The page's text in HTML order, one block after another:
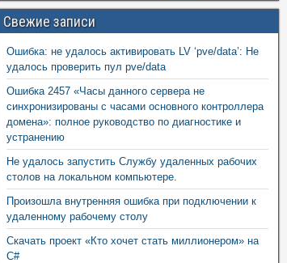
Свежие записи
Ошибка: не удалось активировать LV ‘pve/data’: Не
удалось проверить пул pve/data
Ошибка 2457 «Часы данного сервера не
синхронизированы с часами основного контроллера
домена»: полное руководство по диагностике и
устранению
Не удалось запустить Службу удаленных рабочих
столов на локальном компьютере.
Произошла внутренняя ошибка при подключении к
удаленному рабочему столу
Скачать проект «Кто хочет стать миллионером» на
C#